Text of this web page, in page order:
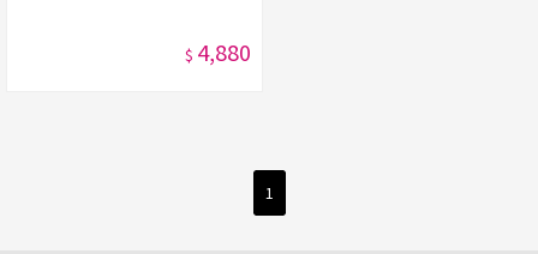
$ 4,880
1